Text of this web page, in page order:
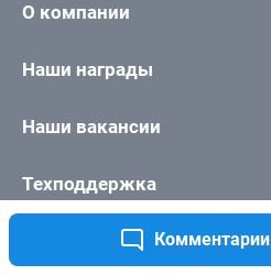
Комментарии
О компании
Наши награды
Наши вакансии
Техподдержка
Предвыборная агитация